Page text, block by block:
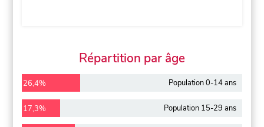
Répartition par âge
26,4% Population 0-14 ans
17,3% Population 15-29 ans